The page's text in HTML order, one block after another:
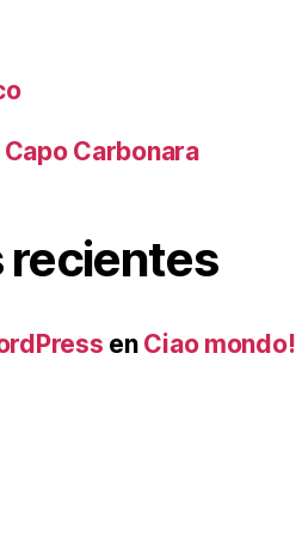
Carbonara
recientes
en Ciao mondo!